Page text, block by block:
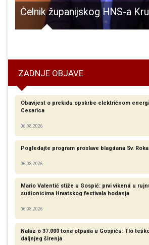
ZADNJE OBJAVE
Obavijest o prekidu opskrbe električnom
Cesarica
06.08.2026
Pogledajte program proslave blagdana Sv.
06.08.2026
Mario Valentić stiže u Gospić: prvi vikend u
sudionicima Hrvatskog festivala hodanja
06.08.2026
Nalaz o 37.000 tona otpada u Gospiću: Tlo
daljnjeg širenja